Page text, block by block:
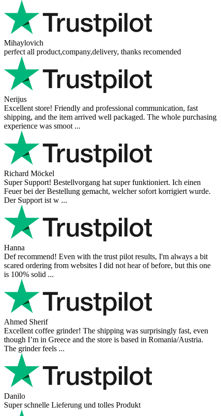
Mihaylovich
perfect all product,company,delivery, thanks recomended
Nerijus
Excellent store! Friendly and professional communication, fast
shipping, and the item arrived well packaged. The whole purchasing
experience was smoot ...
Richard Möckel
Super Support! Bestellvorgang hat super funktioniert. Ich einen
Feuer bei der Bestellung gemacht, welcher sofort korrigiert wurde.
Der Support ist w ...
Hanna
Def recommend! Even with the trust pilot results, I'm always a bit
scared ordering from websites I did not hear of before, but this one
is 100% solid ...
Ahmed Sherif
Excellent coffee grinder! The shipping was surprisingly fast, even
though I’m in Greece and the store is based in Romania/Austria.
The grinder feels ...
Danilo
Super schnelle Lieferung und tolles Produkt